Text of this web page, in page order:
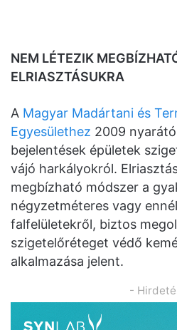
NEM LÉTEZIK
ELRIASZTÁSUKRA
A Magyar Madártani és
Egyesülethez 2009
bejelentések épületek
vájó harkályokról.
megbízható módszer a
négyzetméteres vagy
falfelületekről, biztos
szigetelőréteget védő
alkalmazása jelent.
-